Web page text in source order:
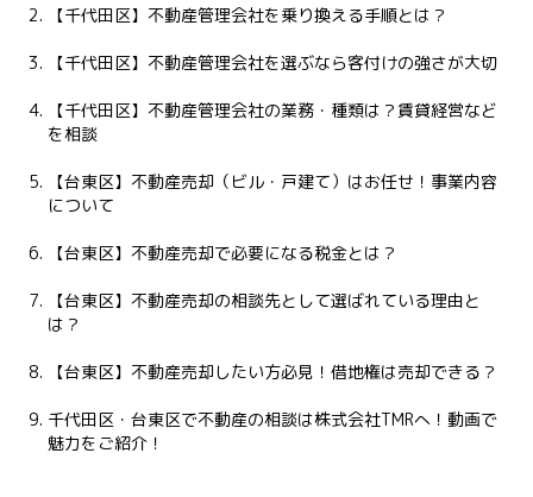
【千代田区】不動産管理会社を乗り換える手順とは？
【千代田区】不動産管理会社を選ぶなら客付けの強さが大切
【千代田区】不動産管理会社の業務・種類は？賃貸経営など
を相談
【台東区】不動産売却（ビル・戸建て）はお任せ！事業内容
について
【台東区】不動産売却で必要になる税金とは？
【台東区】不動産売却の相談先として選ばれている理由と
は？
【台東区】不動産売却したい方必見！借地権は売却できる？
千代田区・台東区で不動産の相談は株式会社TMRへ！動画で
魅力をご紹介！